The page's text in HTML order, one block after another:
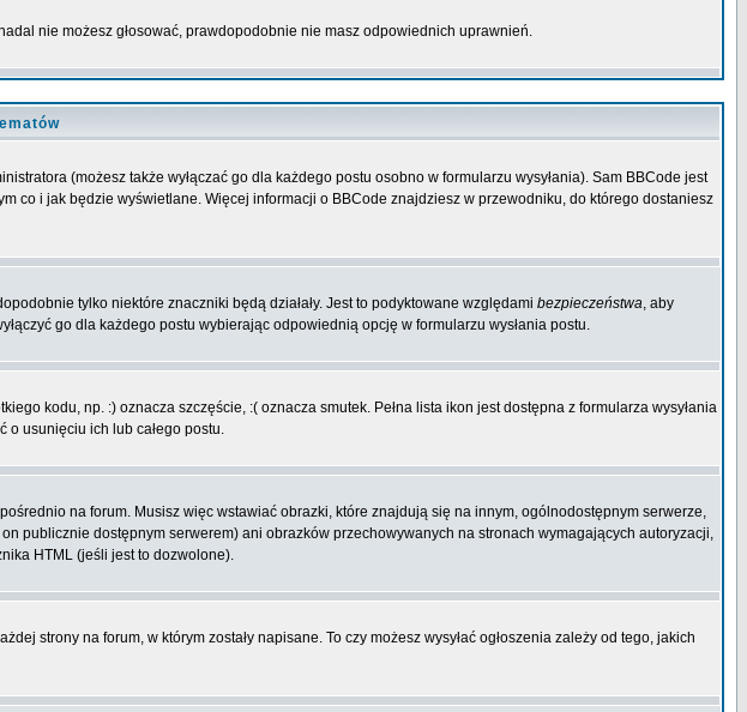
nie możesz głosować, prawdopodobnie nie masz odpowiednich uprawnień.
(możesz także wyłączać go dla każdego postu osobno w formularzu wysyłania). Sam BBCode jest
co i jak będzie wyświetlane. Więcej informacji o BBCode znajdziesz w przewodniku, do którego dostaniesz
tylko niektóre znaczniki będą działały. Jest to podyktowane względami bezpieczeństwa, aby
go dla każdego postu wybierając odpowiednią opcję w formularzu wysłania postu.
kodu, np. :) oznacza szczęście, :( oznacza smutek. Pełna lista ikon jest dostępna z formularza wysyłania
o usunięciu ich lub całego postu.
na forum. Musisz więc wstawiać obrazki, które znajdują się na innym, ogólnodostępnym serwerze,
publicznie dostępnym serwerem) ani obrazków przechowywanych na stronach wymagających autoryzacji,
HTML (jeśli jest to dozwolone).
strony na forum, w którym zostały napisane. To czy możesz wysyłać ogłoszenia zależy od tego, jakich